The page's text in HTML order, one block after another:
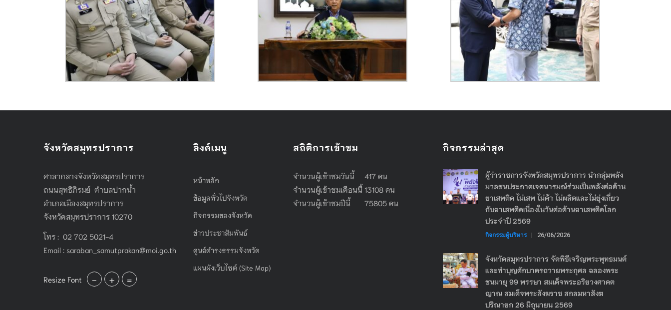
จังหวัดสมุทรปราการ
ศาลากลางจังหวัดสมุทรปราการ
ถนนสุทธิภิรมย์ ตำบลปากน้ำ
อำเภอเมืองสมุทรปราการ
จังหวัดสมุทรปราการ 10270
โทร : 02 702 5021-4
Email : saraban_samutprakan@moi.go.th
Resize Font - + =
ลิงค์เมนู
หน้าหลัก
ข้อมูลทั่วไปจังหวัด
กิจกรรมของจังหวัด
ข่าวประชาสัมพันธ์
ศูนย์ดำรงธรรมจังหวัด
แผนผังเว็บไซต์ (Site Map)
สถิติการเข้าชม
จำนวนผู้เข้าชมวันนี้ 417 คน
จำนวนผู้เข้าชมเดือนนี้ 13108 คน
จำนวนผู้เข้าชมปีนี้ 75805 คน
กิจกรรมล่าสุด
ผู้ว่าราชการจังหวัดสมุทรปราการ นำกลุ่มพลัง
มวลชนประกาศเจตนารมณ์ร่วมเป็นพลังต่อต้าน
ยาเสพติด ไม่เสพ ไม่ค้า ไม่ผลิตและไม่ยุ่งเกี่ยว
กับยาเสพติดเนื่องในวันต่อต้านยาเสพติดโลก
ประจำปี 2569
กิจกรรมผู้บริหาร | 26/06/2026
จังหวัดสมุทรปราการ จัดพิธีเจริญพระพุทธมนต์
และทำบุญตักบาตรถวายพระกุศล ฉลองพระ
ชนมายุ 99 พรรษา สมเด็จพระอริยวงศาคต
ญาณ สมเด็จพระสังฆราช สกลมหาสังฆ
ปริณายก 26 มิถุนายน 2569